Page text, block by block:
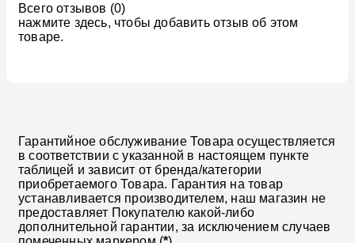
Всего отзывов (0)
нажмите здесь, чтобы добавить отзыв об этом
товаре.
Гарантийное обслуживание Товара осуществляется
в соответствии с указанной в настоящем пункте
таблицей и зависит от бренда/категории
приобретаемого Товара. Гарантия на товар
устанавливается производителем, наш магазин не
предоставляет Покупателю какой-либо
дополнительной гарантии, за исключением случаев